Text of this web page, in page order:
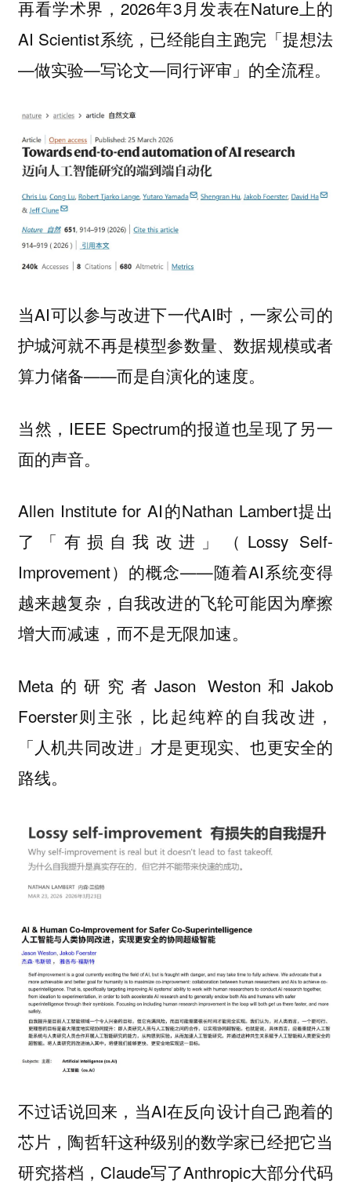
再看学术界，2026年3月发表在Nature上的
AI Scientist系统，已经能自主跑完「提想法
—做实验—写论文—同行评审」的全流程。
当AI可以参与改进下一代AI时，一家公司的
护城河就不再是模型参数量、数据规模或者
算力储备——而是自演化的速度。
当然，IEEE Spectrum的报道也呈现了另一
面的声音。
Allen Institute for AI的Nathan Lambert提出
了「有损自我改进」（Lossy Self-
Improvement）的概念——随着AI系统变得
越来越复杂，自我改进的飞轮可能因为摩擦
增大而减速，而不是无限加速。
Meta的研究者Jason Weston和Jakob
Foerster则主张，比起纯粹的自我改进，
「人机共同改进」才是更现实、也更安全的
路线。
不过话说回来，当AI在反向设计自己跑着的
芯片，陶哲轩这种级别的数学家已经把它当
研究搭档，Claude写了Anthropic大部分代码